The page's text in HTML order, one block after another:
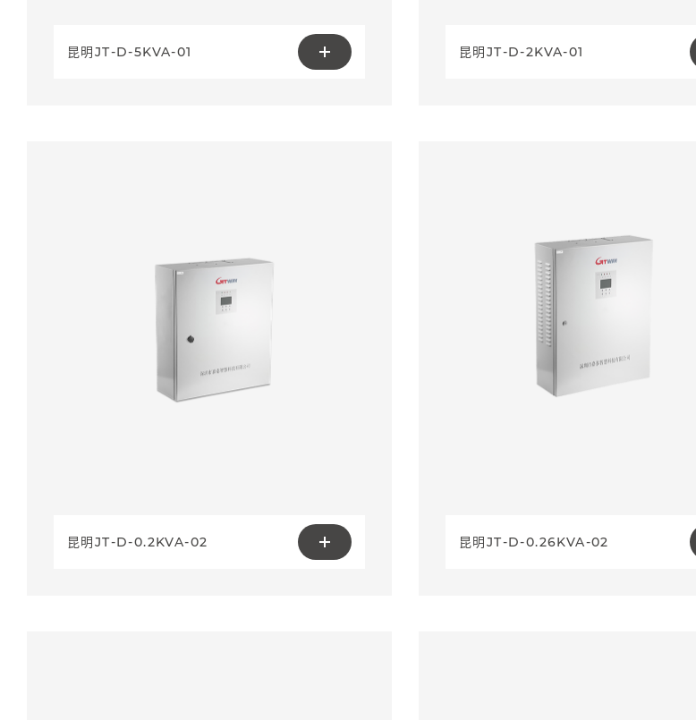
昆明JT-D-5KVA-01 昆明JT-D-2KVA-01
昆明JT-D-0.2KVA-02 昆明JT-D-0.26KVA-02